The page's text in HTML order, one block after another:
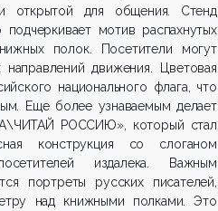
открытой для общения. Стенд
подчеркивает мотив распахнутых
полок. Посетители могут
движения. Цветовая
национального флага, что
Еще более узнаваемым делает
\ЧИТАЙ РОССИЮ», который стал
конструкция со слоганом
издалека. Важным
портреты русских писателей,
над книжными полками. Это